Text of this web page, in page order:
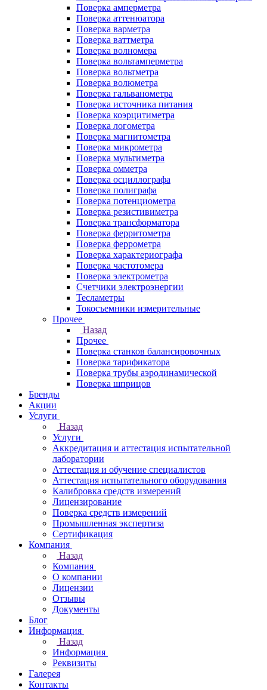
Поверка амперметра
Поверка аттенюатора
Поверка варметра
Поверка ваттметра
Поверка волномера
Поверка вольтамперметра
Поверка вольтметра
Поверка волюметра
Поверка гальванометра
Поверка источника питания
Поверка коэрцитиметра
Поверка логометра
Поверка магнитометра
Поверка микрометра
Поверка мультиметра
Поверка омметра
Поверка осциллографа
Поверка полиграфа
Поверка потенциометра
Поверка резистивиметра
Поверка трансформатора
Поверка ферритометра
Поверка феррометра
Поверка характериографа
Поверка частотомера
Поверка электрометра
Счетчики электроэнергии
Тесламетры
Токосъемники измерительные
Прочее
Назад
Прочее
Поверка станков балансировочных
Поверка тарификатора
Поверка трубы аэродинамической
Поверка шприцов
Бренды
Акции
Услуги
Назад
Услуги
Аккредитация и аттестация испытательной
лаборатории
Аттестация и обучение специалистов
Аттестация испытательного оборудования
Калибровка средств измерений
Лицензирование
Поверка средств измерений
Промышленная экспертиза
Сертификация
Компания
Назад
Компания
О компании
Лицензии
Отзывы
Документы
Блог
Информация
Назад
Информация
Реквизиты
Галерея
Контакты